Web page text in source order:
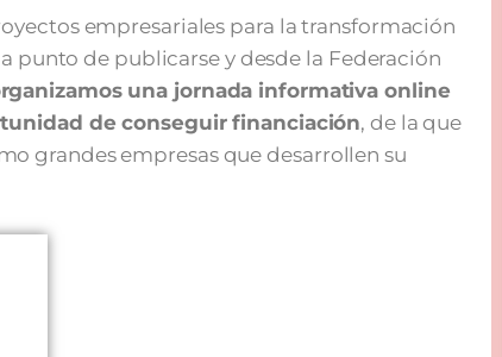
empresariales para la transformación
punto de publicarse y desde la Federación
una jornada informativa online
de conseguir financiación, de la que
grandes empresas que desarrollen su